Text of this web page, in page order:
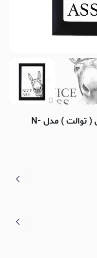
تابلو مخصوص سرویس بهداشتی ( توالت ) مدل N-